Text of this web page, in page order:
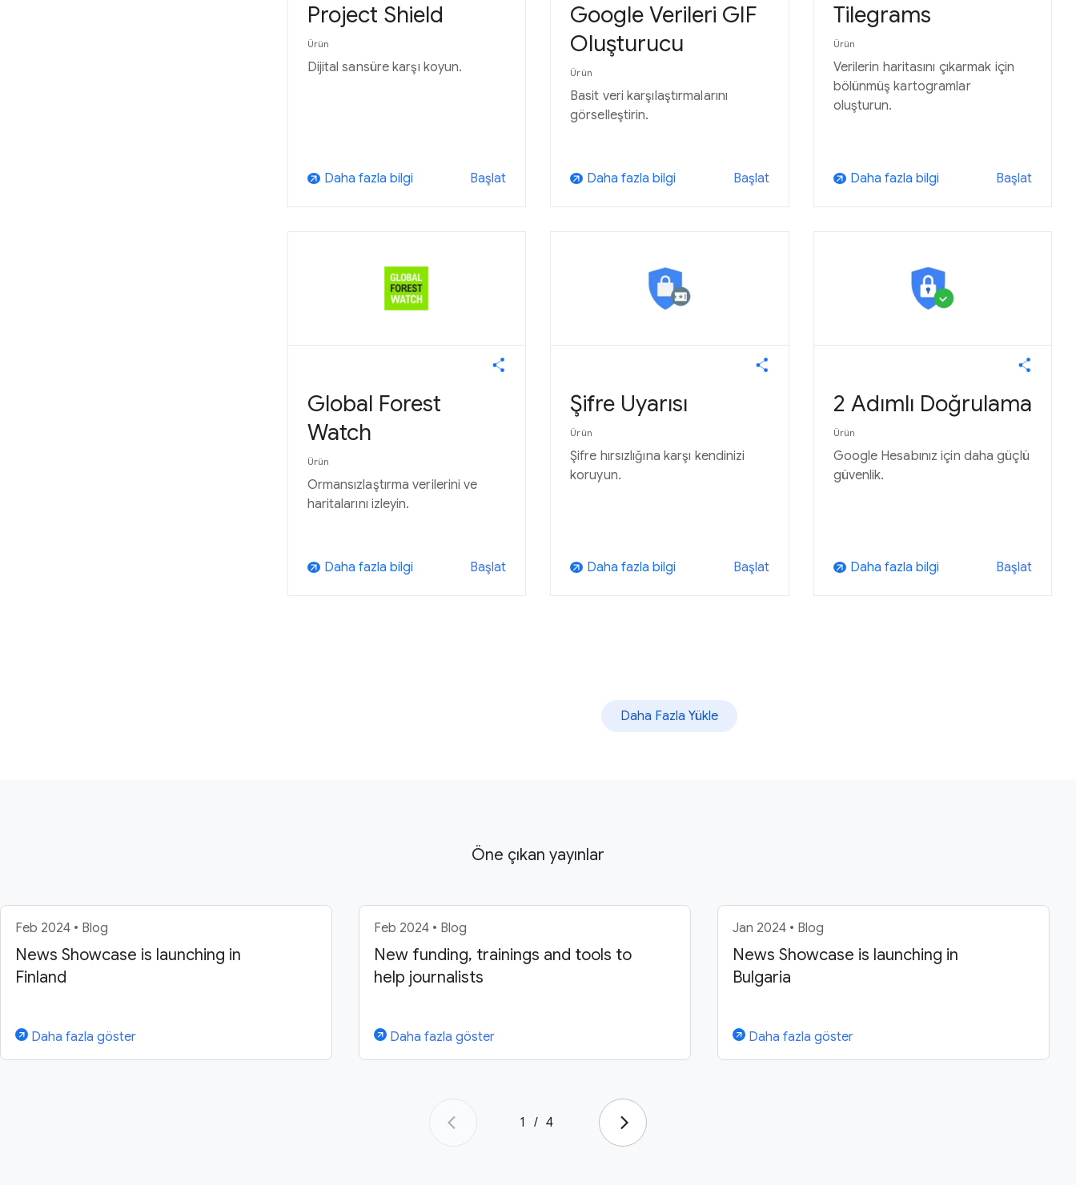
Project Shield
Ürün
Dijital sansüre karşı koyun.
arrow_outward Daha fazla bilgi Başlat
Google Verileri GIF
Oluşturucu
Ürün
Basit veri karşılaştırmalarını
görselleştirin.
arrow_outward Daha fazla bilgi Başlat
Tilegrams
Ürün
Verilerin haritasını çıkarmak için
bölünmüş kartogramlar
oluşturun.
arrow_outward Daha fazla bilgi Başlat
Global Forest
Watch
Ürün
Ormansızlaştırma verilerini ve
haritalarını izleyin.
arrow_outward Daha fazla bilgi Başlat
Şifre Uyarısı
Ürün
Şifre hırsızlığına karşı kendinizi
koruyun.
arrow_outward Daha fazla bilgi Başlat
2 Adımlı Doğrulama
Ürün
Google Hesabınız için daha güçlü
güvenlik.
arrow_outward Daha fazla bilgi Başlat
Daha Fazla Yükle
Öne çıkan yayınlar
Feb 2024 • Blog
News Showcase is launching in
Finland
Daha fazla göster
Feb 2024 • Blog
New funding, trainings and tools to
help journalists
Daha fazla göster
Jan 2024 • Blog
News Showcase is launching in
Bulgaria
Daha fazla göster
1 /4